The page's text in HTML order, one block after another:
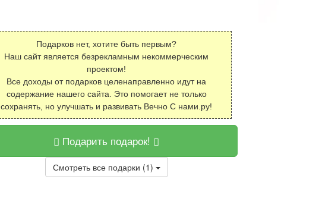
Подарков нет, хотите быть первым?
Наш сайт является безрекламным некоммерческим
проектом!
Все доходы от подарков целенаправленно идут на
содержание нашего сайта. Это помогает не только
сохранять, но улучшать и развивать Вечно С нами.ру!
Подарить подарок!
Смотреть все подарки (1)